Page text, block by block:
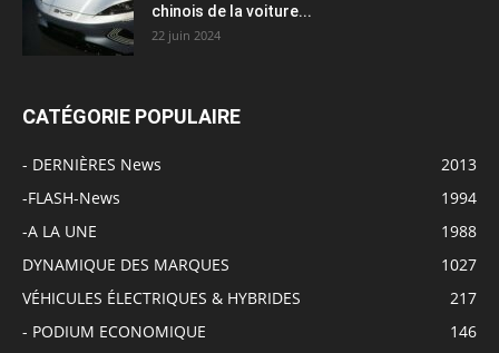
chinois de la voiture...
22 juin 2024
CATÉGORIE POPULAIRE
- DERNIÈRES News
2013
-FLASH-News
1994
-A LA UNE
1988
DYNAMIQUE DES MARQUES
1027
VÉHICULES ÉLECTRIQUES & HYBRIDES
217
- PODIUM ECONOMIQUE
146